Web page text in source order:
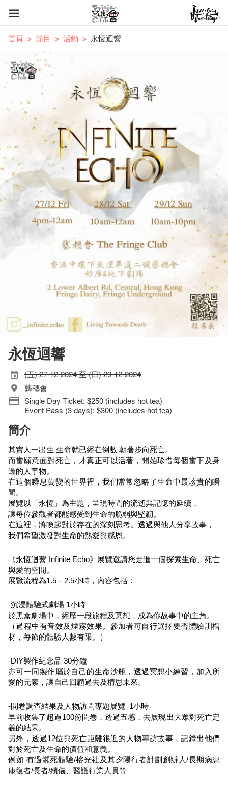
首頁 節目 活動 永恆迴響
永恆迴響
(五) 27-12-2024 至 (日) 29-12-2024
藝穗會
Single Day Ticket: $250 (includes hot tea)
Event Pass (3 days): $300 (includes hot tea)
簡介
其實人一出生 生命就已經在倒數 朝著步向死亡。
而當願意面對死亡，才真正可以活著，開始珍惜每個當下及身
邊的人事物。
在這個瞬息萬變的世界裡，我們常常忽略了生命中最珍貴的瞬
間。
展覽以「永恆」為主題，呈現時間的流逝與記憶的延續，
讓每位參觀者都能感受到生命的脆弱與堅韌。
在這裡，將喚起對於存在的深刻思考。透過與他人分享故事，
我們希望激發對生命的熱愛與感恩。
《永恆迴響 Infinite Echo》展覽邀請您走進一個探索生命、死亡
與愛的空間。
展覽流程為1.5－2.5小時，內容包括：
-沉浸體驗式劇場 1小時
於黑盒劇場中，經歷一段旅程及冥想，成為你故事中的主角。
（過程中有音效及煙霧效果。參加者可自行選擇要否體驗訓棺
材，每節的體驗人數有限。）
-DIY製作紀念品 30分鐘
亦可一同製作屬於自己的生命沙瓶，透過冥想小練習，加入所
愛的元素，讓自己回顧過去及構思未來。
-問卷調查結果及人物訪問專題展覽 1小時
早前收集了超過100份問卷，透過五感，去展現出大眾對死亡定
義的結果。
另外，透過12位與死亡距離很近的人物專訪故事，記錄出他們
對於死亡及生命的價值和意義。
例如 有過瀕死體驗/榕光社及其夕陽行者計劃創辦人/長期病患
康復者/長者/殯儀、醫護行業人員等